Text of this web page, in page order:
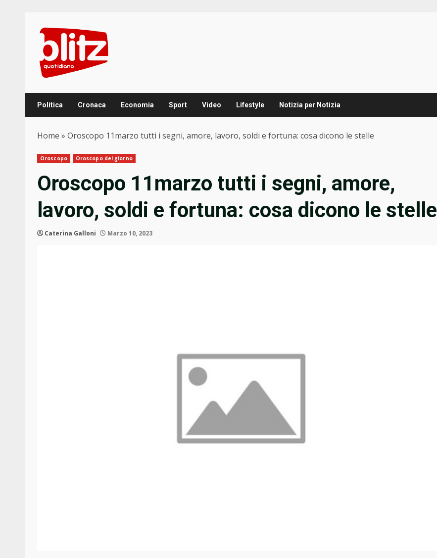
content
Politica Cronaca Economia Sport Video Lifestyle Notizia per Notizia
Home » Oroscopo 11marzo tutti i segni, amore, lavoro, soldi e fortuna: cosa dicono le stelle
Oroscopo Oroscopo del giorno
Oroscopo 11marzo tutti i segni, amore,
lavoro, soldi e fortuna: cosa dicono le stelle
Caterina Galloni Marzo 10, 2023